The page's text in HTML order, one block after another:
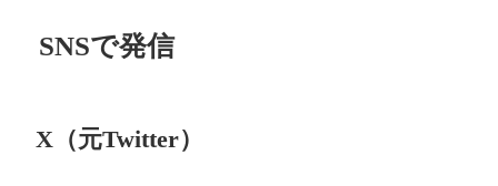
SNSで発信
X（元Twitter）